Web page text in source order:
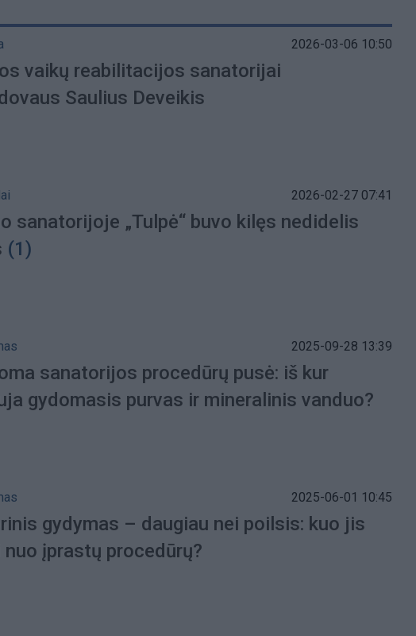
2026-03-06 10:50
vaikų reabilitacijos sanatorijai
Saulius Deveikis
2026-02-27 07:41
sanatorijoje „Tulpė“ buvo kilęs nedidelis
(1)
2025-09-28 13:39
sanatorijos procedūrų pusė: iš kur
gydomasis purvas ir mineralinis vanduo?
2025-06-01 10:45
gydymas – daugiau nei poilsis: kuo jis
įprastų procedūrų?